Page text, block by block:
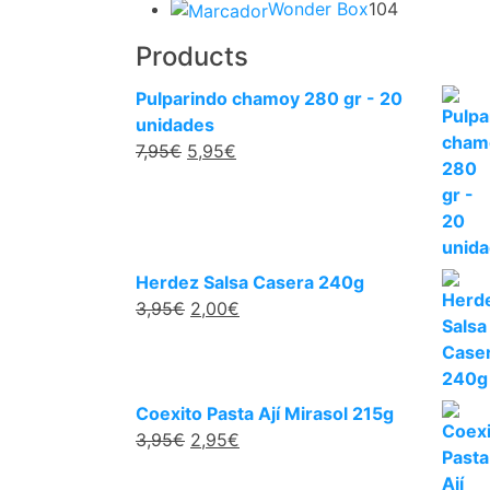
Wonder Box104104
Products
Pulparindo chamoy 280 gr - 20
unidades
7,95€ El
5,95€
Herdez Salsa Casera 240g
3,95€ El
3,95€.
2,00€
2,00€.
Coexito Pasta Ají Mirasol 215g
3,95€ El
2,95€